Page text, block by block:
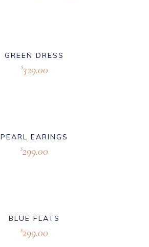
GREEN DRESS
$329.00
PEARL EARINGS
$299.00
BLUE FLATS
$299.00